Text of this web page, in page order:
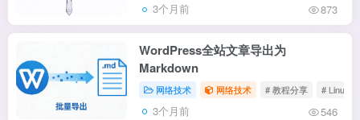
3个月前 873
WordPress全站文章导出为
Markdown
网络技术 网络技术 # 教程分享 # Linux
3个月前 546